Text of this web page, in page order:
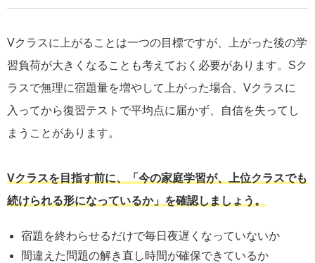
Vクラスに上がることは一つの目標ですが、上がった後の学
習負荷が大きくなることも考えておく必要があります。Sク
ラスで無理に宿題量を増やして上がった場合、Vクラスに
入ってから復習テストで平均点に届かず、自信を失ってし
まうことがあります。
Vクラスを目指す前に、「今の家庭学習が、上位クラスでも
続けられる形になっているか」を確認しましょう。
宿題を終わらせるだけで毎日夜遅くなっていないか
間違えた問題の解き直し時間が確保できているか